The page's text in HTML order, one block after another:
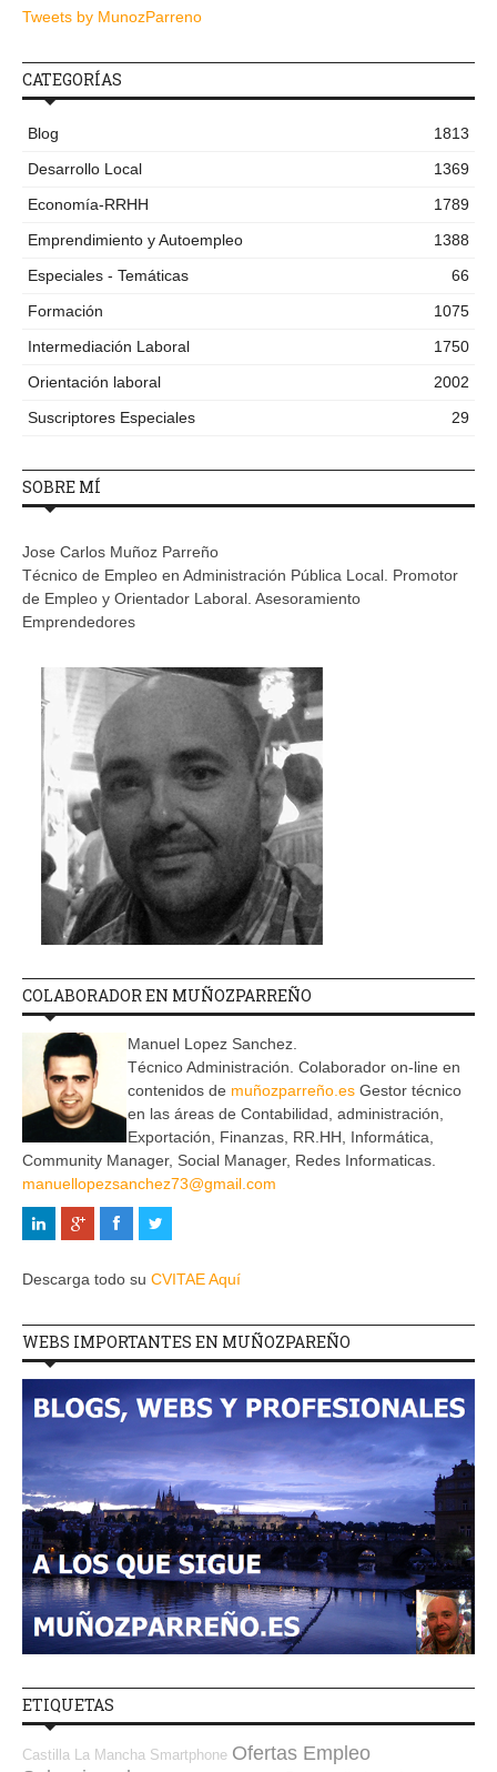
Tweets by MunozParreno
CATEGORÍAS
Blog
1813
Desarrollo Local
1369
Economía-RRHH
1789
Emprendimiento y Autoempleo
1388
Especiales - Temáticas
66
Formación
1075
Intermediación Laboral
1750
Orientación laboral
2002
Suscriptores Especiales
29
SOBRE MÍ
Jose Carlos Muñoz Parreño
Técnico de Empleo en Administración Pública Local. Promotor
de Empleo y Orientador Laboral. Asesoramiento
Emprendedores
COLABORADOR EN MUÑOZPARREÑO
Manuel Lopez Sanchez.
Técnico Administración. Colaborador on-line en
contenidos de muñozparreño.es Gestor técnico
en las áreas de Contabilidad, administración,
Exportación, Finanzas, RR.HH, Informática,
Community Manager, Social Manager, Redes Informaticas.
manuellopezsanchez73@gmail.com
Descarga todo su CVITAE Aquí
WEBS IMPORTANTES EN MUÑOZPAREÑO
ETIQUETAS
Castilla La Mancha Smartphone Ofertas Empleo